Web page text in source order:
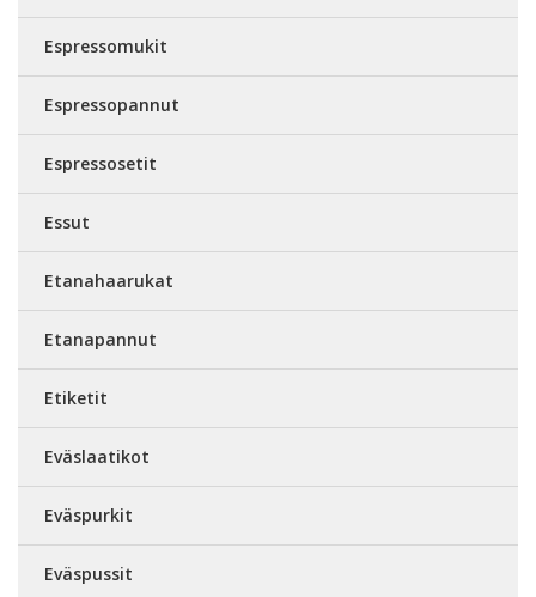
Espressomukit
Espressopannut
Espressosetit
Essut
Etanahaarukat
Etanapannut
Etiketit
Eväslaatikot
Eväspurkit
Eväspussit